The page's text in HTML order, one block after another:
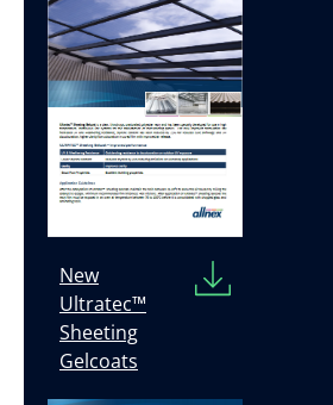
New
Ultratec™
Sheeting
Gelcoats